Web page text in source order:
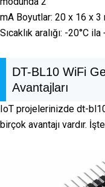
mA Boyutlar: 20 x 16 x 3
Sıcaklık aralığı: -20°C ila
DT-BL10 WiFi
Avantajları
IoT projelerinizde dt-
birçok avantajı vardır.